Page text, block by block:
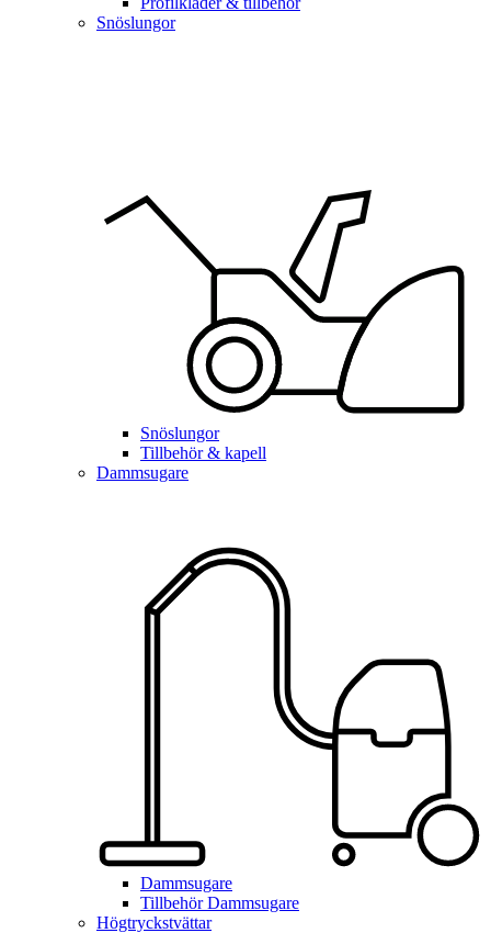
Snöslungor
Snöslungor
Tillbehör & kapell
Dammsugare
Dammsugare
Tillbehör Dammsugare
Högtryckstvättar